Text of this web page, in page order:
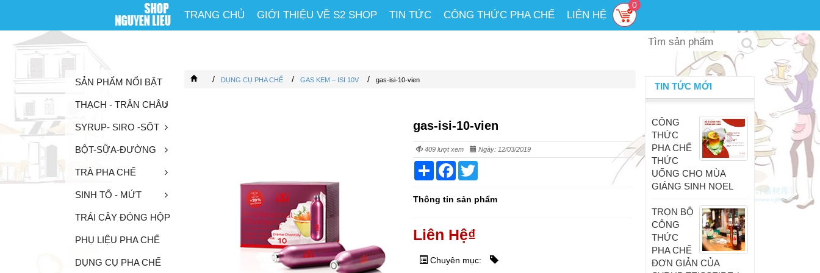
TRANG CHỦ GIỚI THIỆU VỀ S2 SHOP TIN TỨC CÔNG THỨC PHA CHẾ LIÊN HỆ
0
SẢN PHẨM NỔI BẬT
THẠCH - TRÂN CHÂU
SYRUP- SIRO -SỐT
BỘT-SỮA-ĐƯỜNG
TRÀ PHA CHẾ
SINH TỐ - MỨT
TRÁI CÂY ĐÓNG HỘP
PHỤ LIỆU PHA CHẾ
DỤNG CỤ PHA CHẾ
/ DỤNG CỤ PHA CHẾ / GAS KEM – ISI 10V / gas-isi-10-vien
gas-isi-10-vien
409 lượt xem Ngày: 12/03/2019
Share Facebook
Thông tin sản phẩm
Liên Hệ₫
Chuyên mục:
TIN TỨC MỚI
CÔNG
THỨC
PHA CHẾ
THỨC
UỐNG CHO MÙA
GIÁNG SINH NOEL
TRỌN BỘ
CÔNG
THỨC
PHA CHẾ
ĐƠN GIẢN CỦA